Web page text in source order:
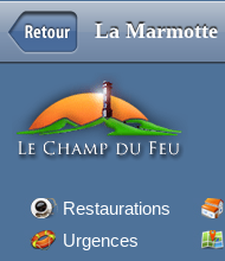
La Marmotte
Restaurations
Urgences